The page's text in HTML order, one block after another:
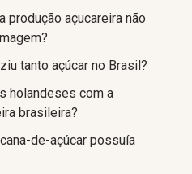
produção açucareira não
tanto açúcar no Brasil?
holandeses com a
brasileira?
de-açúcar possuía